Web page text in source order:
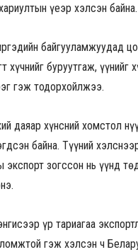
үеэр хэлсэн байна.
байгууламжуудад
хүчнийг буруутгаж, үүнийг
гэж тодорхойлжээ.
даяар хүнсний хомстол
байна. Түүний
экспорт зогссон нь үүнд
үр тариагаа
гэж хэлсэн ч